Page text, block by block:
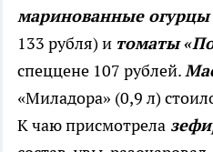
маринованные огурцы
133 рубля) и томаты
спеццене 107 рублей.
«Миладора» (0,9 л)
К чаю присмотрела